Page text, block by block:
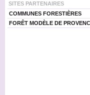
SITES PARTENAIRES
COMMUNES FORESTIÈRES
FORÊT MODÈLE DE